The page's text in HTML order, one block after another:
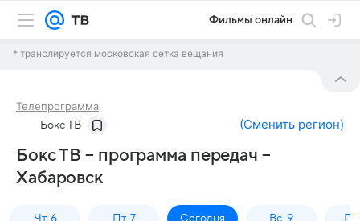
Фильмы онлайн
* транслируется московская сетка вещания
Телепрограмма
Бокс ТВ (Сменить регион)
Бокс ТВ – программа передач –
Хабаровск
Чт, 6 Пт, 7 Сегодня Вс, 9